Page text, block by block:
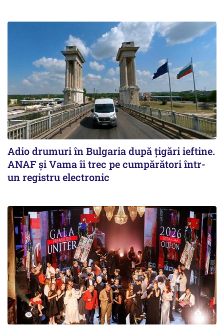
Adio drumuri în Bulgaria după țigări ieftine.
ANAF și Vama îi trec pe cumpărători într-
un registru electronic